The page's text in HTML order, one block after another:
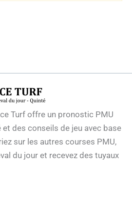
Turf offre un pronostic PMU
des conseils de jeu avec base
sur les autres courses PMU,
du jour et recevez des tuyaux